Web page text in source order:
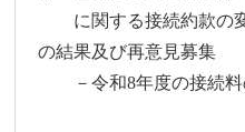
に関する接続約款の
の結果及び再意見募集
－令和8年度の接続料